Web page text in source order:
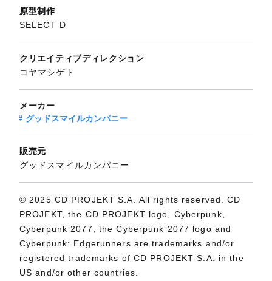
原型制作
SELECT D
クリエイティブディレクション
コヤマシゲト
メーカー
グッドスマイルカンパニー
販売元
グッドスマイルカンパニー
© 2025 CD PROJEKT S.A. All rights reserved. CD
PROJEKT, the CD PROJEKT logo, Cyberpunk,
Cyberpunk 2077, the Cyberpunk 2077 logo and
Cyberpunk: Edgerunners are trademarks and/or
registered trademarks of CD PROJEKT S.A. in the
US and/or other countries.